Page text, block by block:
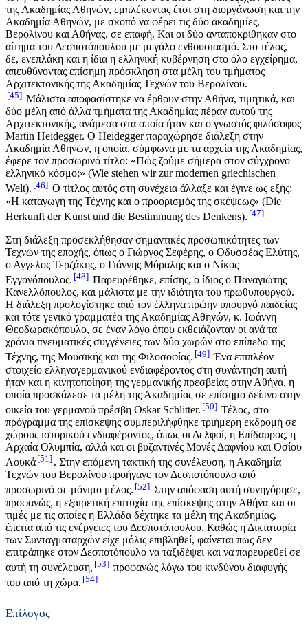
της Ακαδημίας Αθηνών, εμπλέκοντας έτσι στη διοργάνωση και την
Ακαδημία Αθηνών, με σκοπό να φέρει τις δύο ακαδημίες,
Βερολίνου και Αθήνας, σε επαφή. Και οι δύο ανταποκρίθηκαν στο
αίτημα του Δεσποτόπουλου με μεγάλο ενθουσιασμό. Στο τέλος,
δε, ενεπλάκη και η ίδια η ελληνική κυβέρνηση στο όλο εγχείρημα,
απευθύνοντας επίσημη πρόσκληση στα μέλη του τμήματος
Αρχιτεκτονικής της Ακαδημίας Τεχνών του Βερολίνου.
45
Μάλιστα αποφασίστηκε να έρθουν στην Αθήνα, τιμητικά, και
δύο μέλη από άλλα τμήματα της Ακαδημίας πέραν αυτού της
Αρχιτεκτονικής, ανάμεσα στα οποία ήταν και ο γνωστός φιλόσοφος
Martin Heidegger. Ο Heidegger παραχώρησε διάλεξη στην
Ακαδημία Αθηνών, η οποία, σύμφωνα με τα αρχεία της Ακαδημίας,
έφερε τον προσωρινό τίτλο: «Πώς ζούμε σήμερα στον σύγχρονο
ελληνικό κόσμο;» (Wie stehen wir zur modernen griechischen
Welt). 46
Ο τίτλος αυτός στη συνέχεια άλλαξε και έγινε ως εξής:
«Η καταγωγή της Τέχνης και ο προορισμός της σκέψεως» (Die
Herkunft der Kunst und die Bestimmung des Denkens). 47
Στη διάλεξη προσεκλήθησαν σημαντικές προσωπικότητες των
Τεχνών της εποχής, όπως ο Γιώργος Σεφέρης, ο Οδυσσέας Ελύτης,
ο Άγγελος Τερζάκης, ο Γιάννης Μόραλης και ο Νίκος
Εγγονόπουλος. 48
Παρευρέθηκε, επίσης, ο ίδιος ο Παναγιώτης
Κανελλόπουλος, και μάλιστα με την ιδιότητα του πρωθυπουργού.
Η διάλεξη προλογίστηκε από τον έλληνα πρώην υπουργό παιδείας
και τότε γενικό γραμματέα της Ακαδημίας Αθηνών, κ. Ιωάννη
Θεοδωρακόπουλο, σε έναν λόγο όπου εκθειάζονταν οι ανά τα
χρόνια πνευματικές συγγένειες των δύο χωρών στο επίπεδο της
Τέχνης, της Μουσικής και της Φιλοσοφίας. 49
Ένα επιπλέον
στοιχείο ελληνογερμανικού ενδιαφέροντος στη συνάντηση αυτή
ήταν και η κινητοποίηση της γερμανικής πρεσβείας στην Αθήνα, η
οποία προσκάλεσε τα μέλη της Ακαδημίας σε επίσημο δείπνο στην
οικεία του γερμανού πρέσβη Oskar Schlitter. 50
Τέλος, στο
πρόγραμμα της επίσκεψης συμπεριλήφθηκε τριήμερη εκδρομή σε
χώρους ιστορικού ενδιαφέροντος, όπως οι Δελφοί, η Επίδαυρος, η
Αρχαία Ολυμπία, αλλά και οι βυζαντινές Μονές Δαφνίου και Οσίου
Λουκά 51 . Στην επόμενη τακτική της συνέλευση, η Ακαδημία
Τεχνών του Βερολίνου προήγαγε τον Δεσποτόπουλο από
προσωρινό σε μόνιμο μέλος. 52
Στην απόφαση αυτή συνηγόρησε,
προφανώς, η εξαιρετική επιτυχία της επίσκεψης στην Αθήνα και οι
τιμές με τις οποίες η Ελλάδα δέχτηκε τα μέλη της Ακαδημίας,
έπειτα από τις ενέργειες του Δεσποτόπουλου. Καθώς η Δικτατορία
των Συνταγματαρχών είχε μόλις επιβληθεί, φαίνεται πως δεν
επιτράπηκε στον Δεσποτόπουλο να ταξιδέψει και να παρευρεθεί σε
αυτή τη συνέλευση, 53
προφανώς λόγω του κινδύνου διαφυγής
του από τη χώρα. 54
Επίλογος